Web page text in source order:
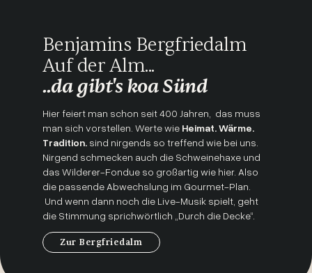
Benjamins Bergfriedalm
Auf der Alm...
..da gibt's koa Sünd
Hier feiert man schon seit 400 Jahren, das muss
man sich vorstellen. Werte wie Heimat. Wärme.
Tradition.sind nirgends so treffend wie bei uns.
Nirgend schmecken auch die Schweinehaxe und
das Wilderer-Fondue so großartig wie hier. Also
die passende Abwechslung im Gourmet-Plan.
Und wenn dann noch die Live-Musik spielt, geht
die Stimmung sprichwörtlich „Durch die Decke“.
Zur Bergfriedalm